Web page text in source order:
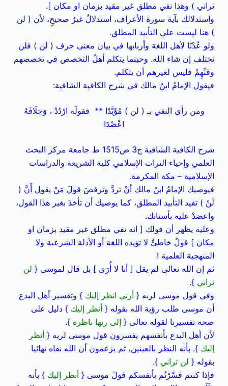
تراني ) وهذا نفي مطلق غير مقيد بزمان او مكان ].
واستدلالك بآية سورة الأعراف، استدلالٌ غيرُ صحيحٍ، لأن ( لن
) هنا ليست على التأبيد المطلق.
ولو عُدْنَا لأهل اللغة وأربابها في بيان معنى حرف ( لن ) فلن
نختلف إن شاء الله. وحينما يتكلم أهلُ التخصص في تخصصهم
وفَنِّهِمْ فليس لغيرهم أن يتكلم.
فيقول الإمامُ ابنُ مالك في شرح الكافية الشافية:
ومن رأى النفي بـ ( لن ) مُؤَبَّدًا ** فقولَه ارْدُدْ ، وَخِلَافَهُ
اعْضُدَا
شرح الكافية الشافية ج3 ص1515 ط جامعة مركز البحث
العلمي وإحياء التراث الإسلامي كلية الشريعة والدراسات
الإسلامية – مكة المكرمة.
فيوصيك الإمامُ ابنُ مالك أنْ تردَّ وترفضَ قولَ مَنْ يقول أَنَّ (
لَنْ ) تفيد التأبيد المطلق، كما يوصيك أن تأخذَ بغير هذا القول،
واعضدْ عليه بأسنانك.
وعليه يظهر أن قولك [ انه نفي مطلق غير مقيد بزمان او
مكان ] قولٌ خاطئٌ لا تؤيده اللغة أو الأدلة الشرعية ولا
المنهجية العلمية !
ثم إن الله تعالى لم يقل [ أنا لا أُرَى ] بل قال لموسى { لن
تراني }.
وفي قول موسى لربه { أرني انظر إليك } وتفسير أهل البدع
أن موسى طلب رؤية الله بقوله { أنظر إليك } دليل على
صحة تفسيرنا لقوله تعالى { إلى ربها ناظرة }.
لأن أهل البدع بأنفسهم يفسرون قول موسى لربه { أنظر
إليك }. بأنه النظر بالعينين، ثم يزعمون أن الله نفاه نهائيا
بقوله { لن تراني }.
فإذا كنتم فَسَّرْتُم بأنفسكم قولَ موسى {أنظر إليك } بأنه